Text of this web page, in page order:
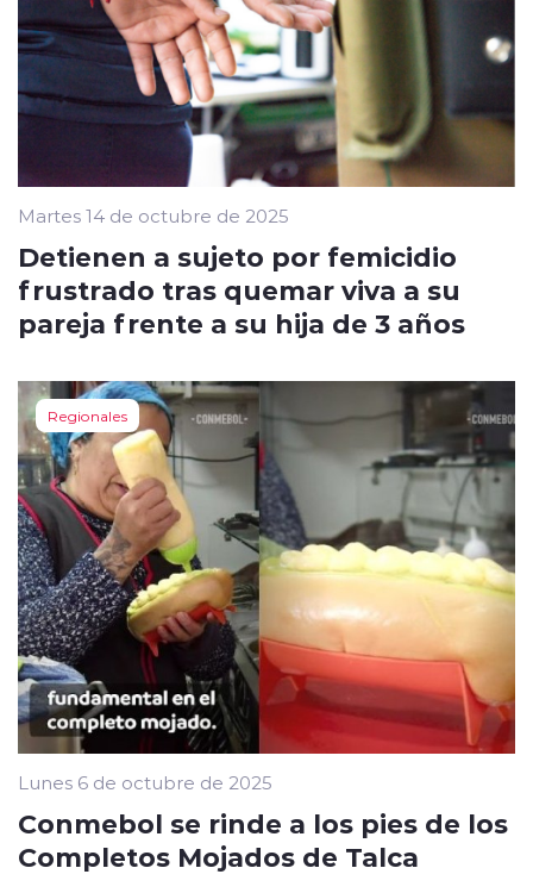
Martes 14 de octubre de 2025
Detienen a sujeto por femicidio
frustrado tras quemar viva a su
pareja frente a su hija de 3 años
Regionales
Lunes 6 de octubre de 2025
Conmebol se rinde a los pies de los
Completos Mojados de Talca